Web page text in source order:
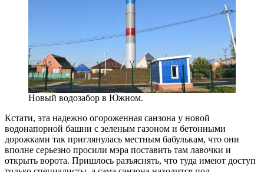
Новый водозабор в Южном.
Кстати, эта надежно огороженная санзона у новой
водонапорной башни с зеленым газоном и бетонными
дорожками так приглянулась местным бабулькам, что они
вполне серьезно просили мэра поставить там лавочки и
открыть ворота. Пришлось разъяснять, что туда имеют доступ